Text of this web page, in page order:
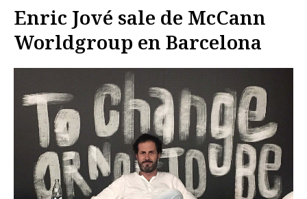
Enric Jové sale de McCann
Worldgroup en Barcelona